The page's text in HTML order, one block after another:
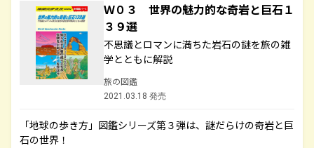
Ｗ０３ 世界の魅力的な奇岩と巨石１
３９選
不思議とロマンに満ちた岩石の謎を旅の雑
学とともに解説
旅の図鑑
2021.03.18 発売
「地球の歩き方」図鑑シリーズ第３弾は、謎だらけの奇岩と巨
石の世界！